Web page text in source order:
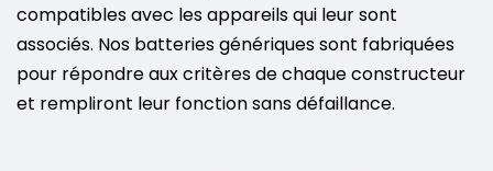
compatibles avec les appareils qui leur sont
associés. Nos batteries génériques sont fabriquées
pour répondre aux critères de chaque constructeur
et rempliront leur fonction sans défaillance.